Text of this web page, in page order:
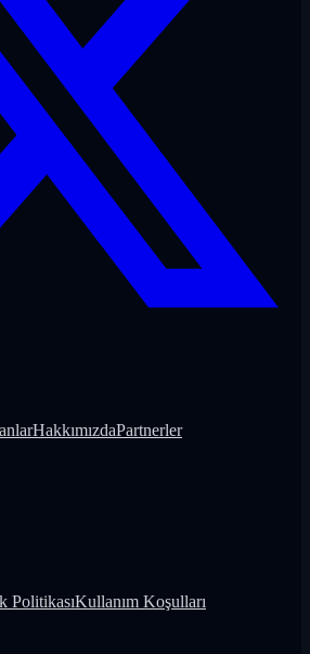
HakkımızdaPartnerler
PolitikasıKullanım Koşulları